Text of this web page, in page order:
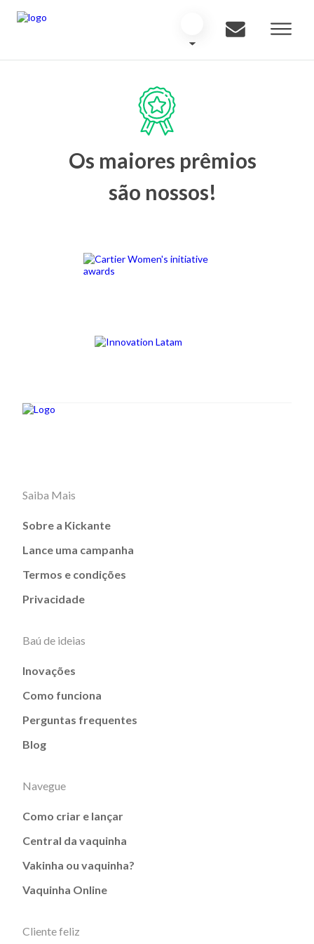
Os maiores prêmios
são nossos!
Saiba Mais
Sobre a Kickante
Lance uma campanha
Termos e condições
Privacidade
Baú de ideias
Inovações
Como funciona
Perguntas frequentes
Blog
Navegue
Como criar e lançar
Central da vaquinha
Vakinha ou vaquinha?
Vaquinha Online
Cliente feliz